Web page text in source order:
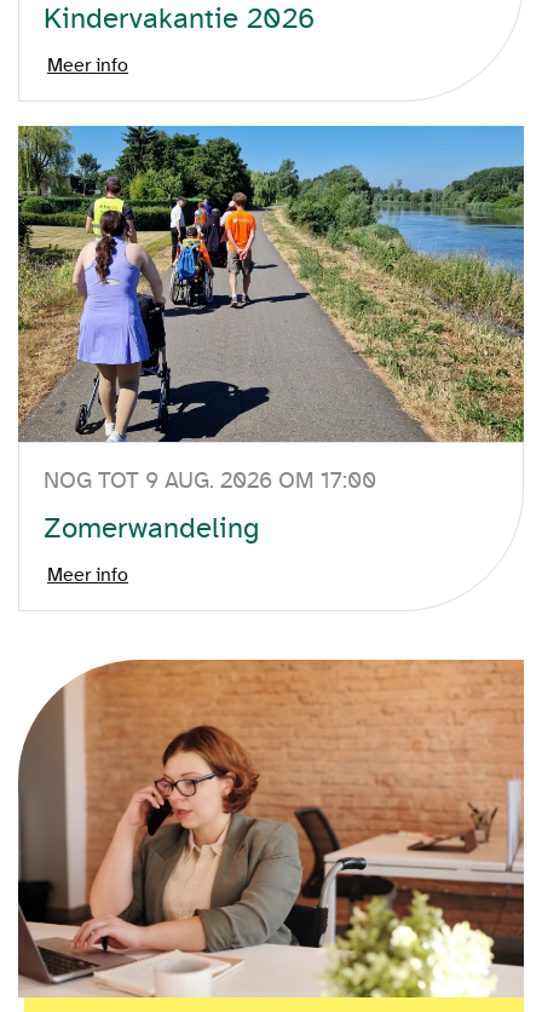
Kindervakantie 2026
Meer info
NOG TOT 9 AUG. 2026 OM 17:00
Zomerwandeling
Meer info